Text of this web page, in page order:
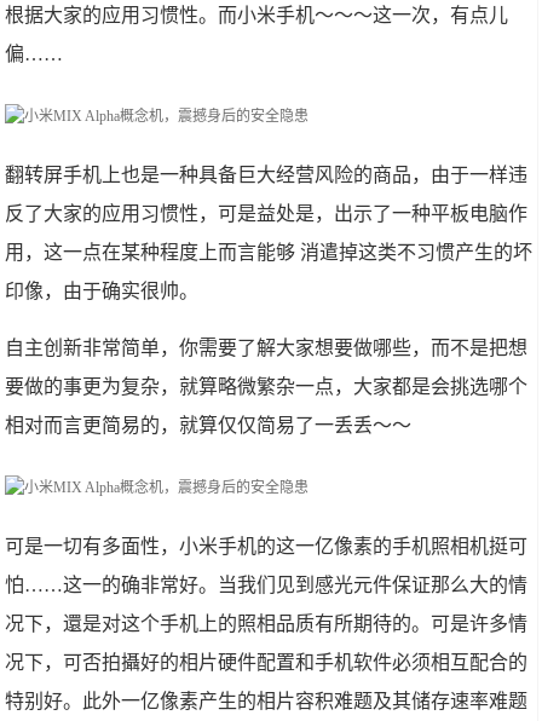
根据大家的应用习惯性。而小米手机～～～这一次，有点儿
偏……
翻转屏手机上也是一种具备巨大经营风险的商品，由于一样违
反了大家的应用习惯性，可是益处是，出示了一种平板电脑作
用，这一点在某种程度上而言能够 消遣掉这类不习惯产生的坏
印像，由于确实很帅。
自主创新非常简单，你需要了解大家想要做哪些，而不是把想
要做的事更为复杂，就算略微繁杂一点，大家都是会挑选哪个
相对而言更简易的，就算仅仅简易了一丢丢～～
可是一切有多面性，小米手机的这一亿像素的手机照相机挺可
怕……这一的确非常好。当我们见到感光元件保证那么大的情
况下，還是对这个手机上的照相品质有所期待的。可是许多情
况下，可否拍攝好的相片硬件配置和手机软件必须相互配合的
特别好。此外一亿像素产生的相片容积难题及其储存速率难题